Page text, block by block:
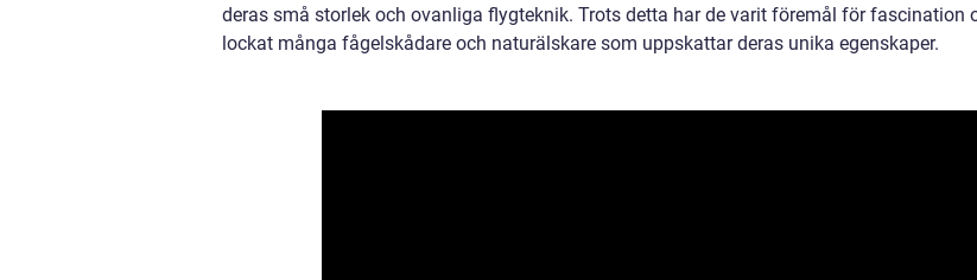
deras små storlek och ovanliga flygteknik. Trots detta har de varit föremål för fascination
lockat många fågelskådare och naturälskare som uppskattar deras unika egenskaper.